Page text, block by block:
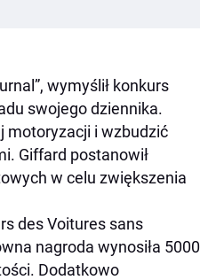
wymyślił konkurs
swojego dziennika.
motoryzacji i wzbudzić
Giffard postanowił
w celu zwiększenia
des Voitures sans
nagroda wynosiła 5000
Dodatkowo